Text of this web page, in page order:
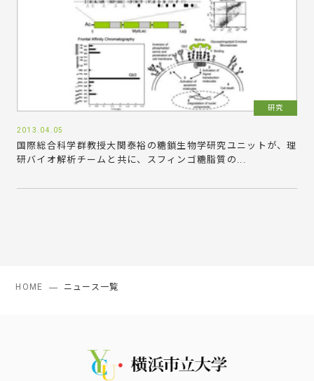
研究
2013.04.05
国際総合科学群教授大関泰裕の糖鎖生物学研究ユニットが、理
研バイオ解析チームと共に、スフィンゴ糖脂質の...
HOME ニュース一覧